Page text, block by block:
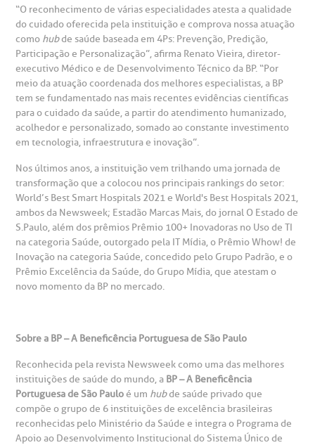
ouvidoria@bp.org.br
Fale Conosco
Rua Maestro Cardim, 769
CEP: 01323-001 | Bela Vista
São Paulo - SP
BP Mirante
Saiba mais
São Paulo - SP
Clínica Medicina da Mulher
social da BP
corporativa
social
a BP
Conosco
de Benchmarking
de Bioética
Telemedicina BP
Teleinterconsulta
Centro de Doenças Autoimunes
socorro
de cópia de prontuário médico
de orçamento particular
de veracidade de atestado
atendimento
Cirurgia
frequentes
especialidades
“O reconhecimento de várias especialidades atesta a qualidade
do cuidado oferecida pela instituição e comprova nossa atuação
como hubde saúde baseada em 4Ps: Prevenção, Predição,
Participação e Personalização”, afirma Renato Vieira, diretor-
executivo Médico e de Desenvolvimento Técnico da BP. “Por
meio da atuação coordenada dos melhores especialistas, a BP
tem se fundamentado nas mais recentes evidências científicas
para o cuidado da saúde, a partir do atendimento humanizado,
acolhedor e personalizado, somado ao constante investimento
em tecnologia, infraestrutura e inovação”.
Nos últimos anos, a instituição vem trilhando uma jornada de
transformação que a colocou nos principais rankings do setor:
World’s Best Smart Hospitals 2021 e World's Best Hospitals 2021,
ambos da Newsweek; Estadão Marcas Mais, do jornal O Estado de
S.Paulo, além dos prêmios Prêmio 100+ Inovadoras no Uso de TI
na categoria Saúde, outorgado pela IT Mídia, o Prêmio Whow! de
Inovação na categoria Saúde, concedido pelo Grupo Padrão, e o
Prêmio Excelência da Saúde, do Grupo Mídia, que atestam o
novo momento da BP no mercado.
Sobre a BP – A Beneficência Portuguesa de São Paulo
Reconhecida pela revista Newsweek como uma das melhores
instituições de saúde do mundo, a BP – A Beneficência
Portuguesa de São Paulo é um hubde saúde privado que
compõe o grupo de 6 instituições de excelência brasileiras
reconhecidas pelo Ministério da Saúde e integra o Programa de
Apoio ao Desenvolvimento Institucional do Sistema Único de